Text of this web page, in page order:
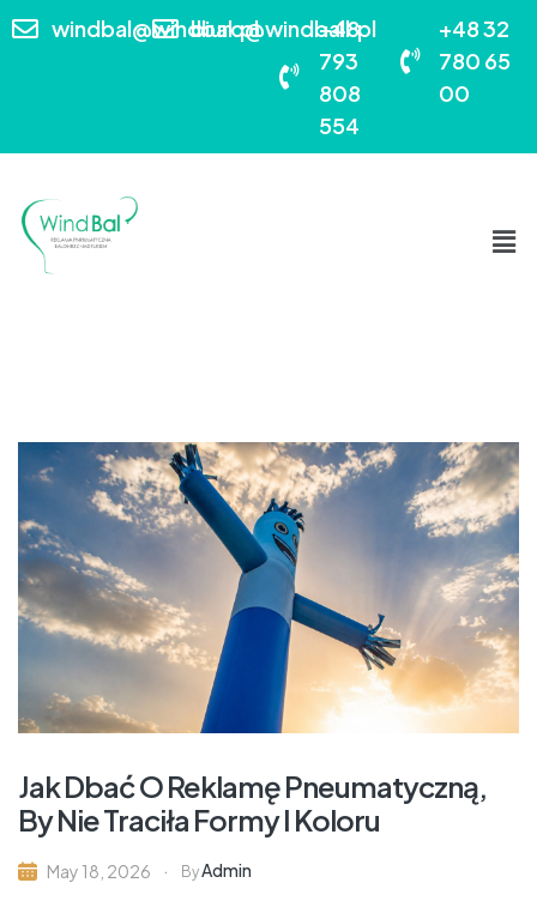
windbal@windbal.plbiuro@windball.pl
+48
793
808
554
+48 32
780 65
00
Jak Dbać O Reklamę Pneumatyczną,
By Nie Traciła Formy I Koloru
May 18, 2026 ByAdmin